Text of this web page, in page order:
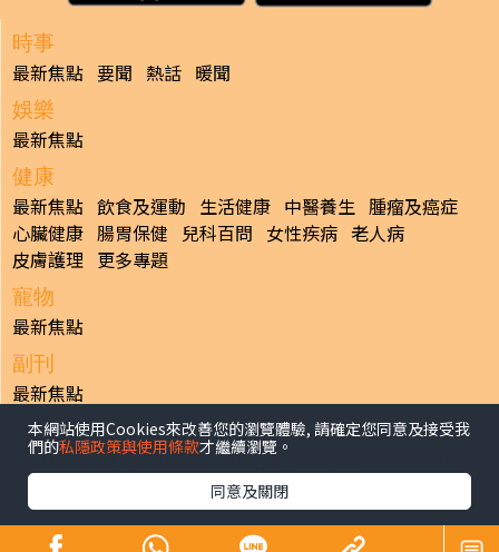
時事
最新焦點 要聞 熱話 暖聞
娛樂
最新焦點
健康
最新焦點 飲食及運動 生活健康 中醫養生 腫瘤及癌症
心臟健康 腸胃保健 兒科百問 女性疾病 老人病
皮膚護理 更多專題
寵物
最新焦點
副刊
最新焦點
日報
揭頁版 港聞 財經/地產 中國/國際
生活副刊
體育 專題/人物
香港經濟日報版權所有©2026
本網站使用Cookies來改善您的瀏覽體驗, 請確定您同意及接受我
們的私隱政策與使用條款才繼續瀏覽。
同意及關閉